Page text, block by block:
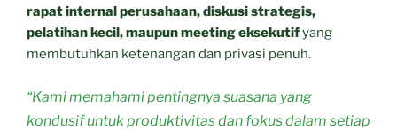
rapat internal perusahaan, diskusi strategis,
pelatihan kecil, maupun meeting eksekutifyang
membutuhkan ketenangan dan privasi penuh.
“Kami memahami pentingnya suasana yang
kondusif untuk produktivitas dan fokus dalam setiap